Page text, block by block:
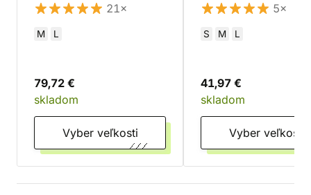
21×
M L
79,72 €
skladom
Vyber veľkosti
5×
S M L
41,97 €
skladom
Vyber veľkosti